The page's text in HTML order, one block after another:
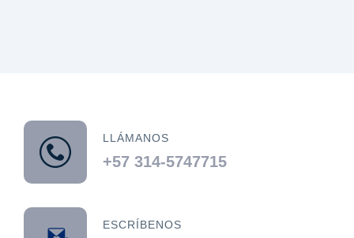
LLÁMANOS
+57 314-5747715
ESCRÍBENOS